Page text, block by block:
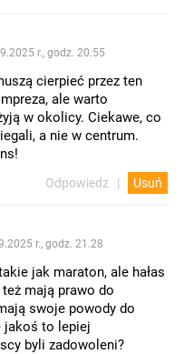
r., godz. 20.55
cierpieć przez ten
ale warto
w okolicy. Ciekawe, co
a nie w centrum.
Odpowiedz Usuń
r., godz. 21.28
jak maraton, ale hałas
mają prawo do
swoje powody do
jakoś to lepiej
byli zadowoleni?